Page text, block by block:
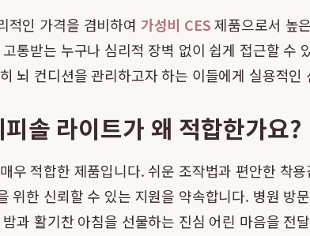
적인 가격을 겸비하여 가성비 CES제품으로서 높
통받는 누구나 심리적 장벽 없이 쉽게 접근할
뇌 컨디션을 관리하고자 하는 이들에게 실용적인
솔 라이트가 왜 적합한가요?
우 적합한 제품입니다. 쉬운 조작법과 편안한 착
위한 신뢰할 수 있는 지원을 약속합니다. 병원
과 활기찬 아침을 선물하는 진심 어린 마음을 전